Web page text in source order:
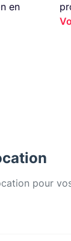
en
pour